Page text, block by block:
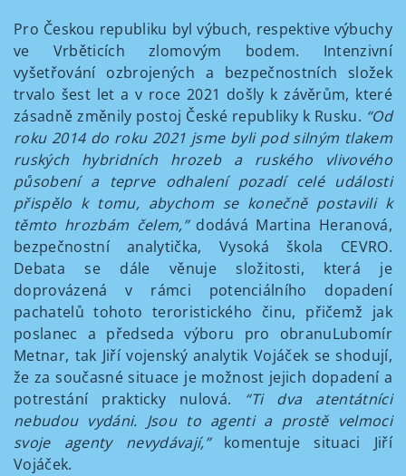
Pro Českou republiku byl výbuch, respektive výbuchy
ve Vrběticích zlomovým bodem. Intenzivní
vyšetřování ozbrojených a bezpečnostních složek
trvalo šest let a v roce 2021 došly k závěrům, které
zásadně změnily postoj České republiky k Rusku. “Od
roku 2014 do roku 2021 jsme byli pod silným tlakem
ruských hybridních hrozeb a ruského vlivového
působení a teprve odhalení pozadí celé události
přispělo k tomu, abychom se konečně postavili k
těmto hrozbám čelem,”dodává Martina Heranová,
bezpečnostní analytička, Vysoká škola CEVRO.
Debata se dále věnuje složitosti, která je
doprovázená v rámci potenciálního dopadení
pachatelů tohoto teroristického činu, přičemž jak
poslanec a předseda výboru pro obranuLubomír
Metnar, tak Jiří vojenský analytik Vojáček se shodují,
že za současné situace je možnost jejich dopadení a
potrestání prakticky nulová. “Ti dva atentátníci
nebudou vydáni. Jsou to agenti a prostě velmoci
svoje agenty nevydávají,”komentuje situaci Jiří
Vojáček.